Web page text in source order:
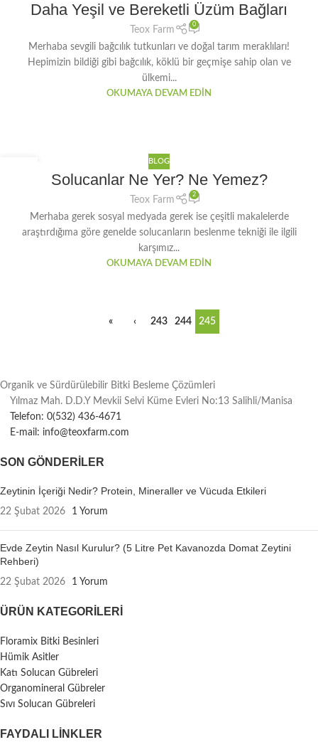
Daha Yeşil ve Bereketli Üzüm Bağları
Teox Farm
0
Merhaba sevgili bağcılık tutkunları ve doğal tarım meraklıları!
Hepimizin bildiği gibi bağcılık, köklü bir geçmişe sahip olan ve
ülkemi...
OKUMAYA DEVAM EDIN
BLOG
Solucanlar Ne Yer? Ne Yemez?
Teox Farm
2
Merhaba gerek sosyal medyada gerek ise çeşitli makalelerde
araştırdığıma göre genelde solucanların beslenme tekniği ile ilgili
karşımız...
OKUMAYA DEVAM EDIN
« ‹ 243 244 245
Organik ve Sürdürülebilir Bitki Besleme Çözümleri
Yılmaz Mah. D.D.Y Mevkii Selvi Küme Evleri No:13 Salihli/Manisa
Telefon: 0(532) 436-4671
E-mail: info@teoxfarm.com
SON GÖNDERILER
Zeytinin İçeriği Nedir? Protein, Mineraller ve Vücuda Etkileri
22 Şubat 2026 1 Yorum
Evde Zeytin Nasıl Kurulur? (5 Litre Pet Kavanozda Domat Zeytini
Rehberi)
22 Şubat 2026 1 Yorum
ÜRÜN KATEGORILERI
Floramix Bitki Besinleri
Hümik Asitler
Katı Solucan Gübreleri
Organomineral Gübreler
Sıvı Solucan Gübreleri
FAYDALI LİNKLER